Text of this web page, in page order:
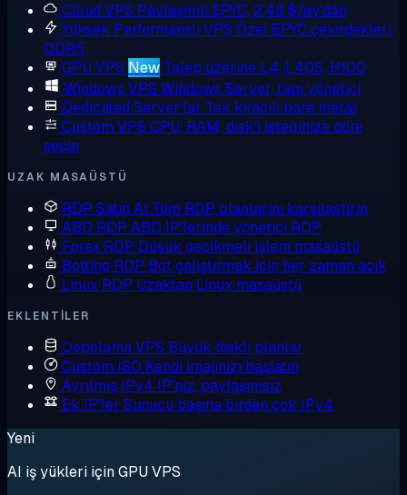
Cloud VPS Paylaşımlı EPYC, 2,48 $/ay'dan
Yüksek Performanslı VPS Özel EPYC çekirdekleri,
DDR5
GPU VPS New Talep üzerine L4, L40S, H100
Windows VPS Windows Server, tam yönetici
Dedicated Server'lar Tek kiracılı bare metal
Custom VPS CPU, RAM, disk'i isteğinize göre
seçin
UZAK MASAÜSTÜ
RDP Satın Al Tüm RDP planlarını karşılaştırın
ABD RDP ABD IP'lerinde yönetici RDP
Forex RDP Düşük gecikmeli işlem masaüstü
Botting RDP Bot çalıştırmak için her zaman açık
Linux RDP Uzaktan Linux masaüstü
EKLENTILER
Depolama VPS Büyük diskli planlar
Custom ISO Kendi imajınızı başlatın
Ayrılmış IPv4 IP'niz, paylaşımsız
Ek IP'ler Sunucu başına birden çok IPv4
Yeni
AI iş yükleri için GPU VPS